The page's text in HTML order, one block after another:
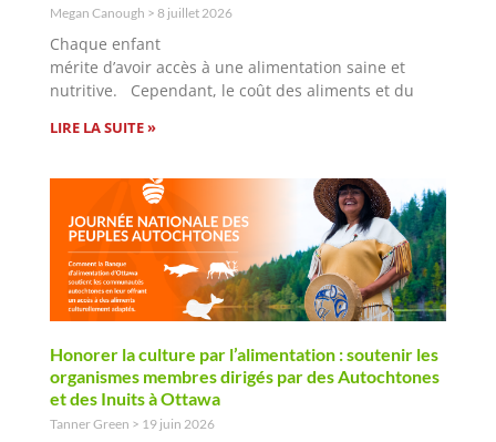
Megan Canough 8 juillet 2026
Chaque enfant
mérite d’avoir accès à une alimentation saine et
nutritive. Cependant, le coût des aliments et du
LIRE LA SUITE »
Honorer la culture par l’alimentation : soutenir les
organismes membres dirigés par des Autochtones
et des Inuits à Ottawa
Tanner Green 19 juin 2026